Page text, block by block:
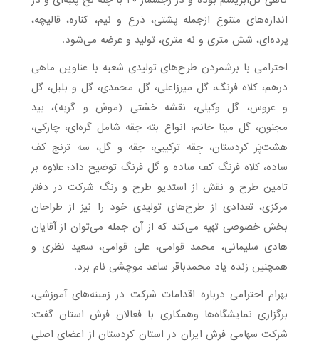
اندازه‌های متنوع ازجمله پشتی، ذرع و نیم، کناره، قالیچه،
پرده‌ای، شش متری و نه متری، تولید و عرضه می‌شود.
احترامی با برشمردن طرح‌های تولیدی شعبه با عناوین ماهی
درهم، کلاه فرنگ، گل میرزاعلی، گل محمدی، گل و بلبل، گل
و عروس، گل وکیلی، نقشه خشتی (موش و گربه)، بید
مجنون، گل مینا خانم، انواع بته جقه شامل گره‌ای، چارکی،
هشت‌پَر کردستان، جِقه ترکیبی، جقه و گل، سه ترنج کف
ساده، کلاه فرنگ کف ساده و گل فرنگ توضیح داد؛ علاوه بر
تامین طرح و نقش از استدیو طرح و رنگ شرکت در دفتر
مرکزی، تعدادی از طرح‌های تولیدی خود را نیز از طراحان
بخش خصوصی تهیه می‌کند که از آن جمله می‌توان از آقایان
هادی سلیمانی، محمد قوامی، علی قوامی، سعید نظری و
همچنین زنده یاد محمدباقر ساعد موچشی نام برد.
بهرام احترامی درباره اقدامات شرکت در زمینه‌های آموزشی،
برگزاری نمایشگاه‌ها وهمکاری با فعالان فرش استان گفت:
شرکت سهامی فرش ایران در استان کردستان از اعضای اصلی